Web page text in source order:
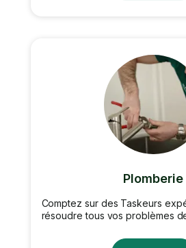
Plomberie
Comptez sur des Taskeurs
résoudre tous vos problèmes